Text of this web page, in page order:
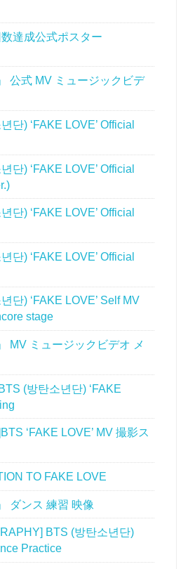
達成公式ポスター
公式 MV ミュージックビデ
단) ‘FAKE LOVE’ Official
단) ‘FAKE LOVE’ Official
단) ‘FAKE LOVE’ Official
단) ‘FAKE LOVE’ Official
단) ‘FAKE LOVE’ Self MV
stage
MV ミュージックビデオ メ
(방탄소년단) ‘FAKE
‘FAKE LOVE’ MV 撮影ス
TO FAKE LOVE
ダンス 練習 映像
BTS (방탄소년단)
Practice